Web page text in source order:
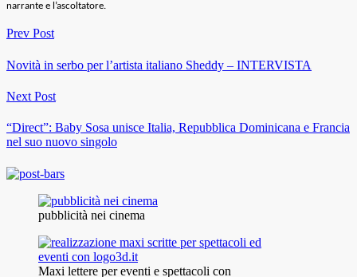
narrante e l’ascoltatore.
Prev Post
Novità in serbo per l’artista italiano Sheddy – INTERVISTA
Next Post
“Direct”: Baby Sosa unisce Italia, Repubblica Dominicana e Francia
nel suo nuovo singolo
pubblicità nei cinema
Maxi lettere per eventi e spettacoli con